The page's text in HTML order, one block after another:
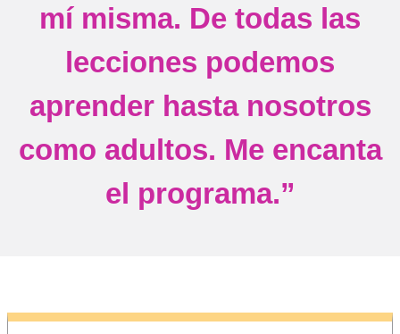
mí misma. De todas las
lecciones podemos
aprender hasta nosotros
como adultos. Me encanta
el programa.”